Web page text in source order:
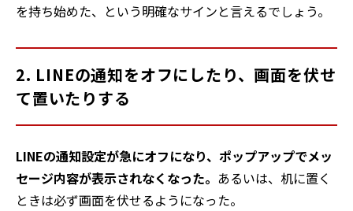
を持ち始めた、という明確なサインと言えるでしょう。
2. LINEの通知をオフにしたり、画面を伏せ
て置いたりする
LINEの通知設定が急にオフになり、ポップアップでメッ
セージ内容が表示されなくなった。 あるいは、机に置く
ときは必ず画面を伏せるようになった。